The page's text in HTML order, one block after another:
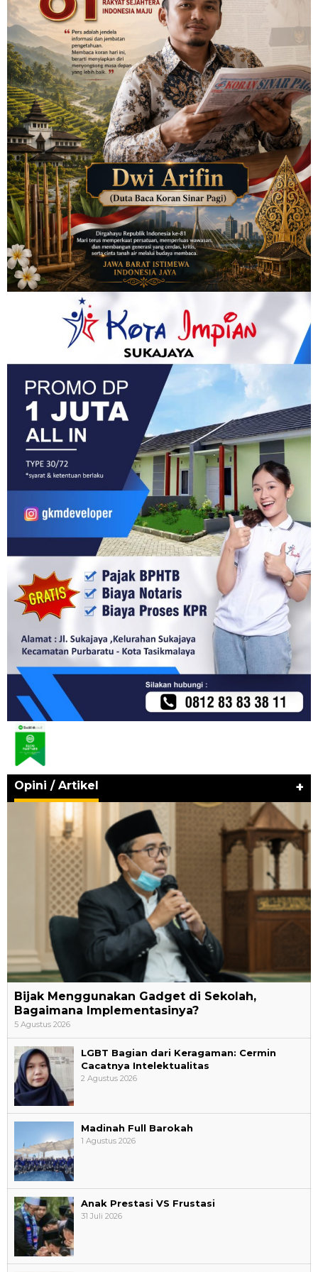
Opini / Artikel +
Bijak Menggunakan Gadget di Sekolah,
Bagaimana Implementasinya?
5 Agustus 2026
LGBT Bagian dari Keragaman: Cermin
Cacatnya Intelektualitas
2 Agustus 2026
Madinah Full Barokah
1 Agustus 2026
Anak Prestasi VS Frustasi
31 Juli 2026